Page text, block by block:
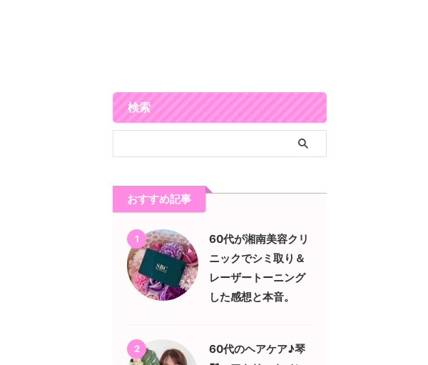
検索
おすすめ記事
1
60代が湘南美容クリ
ニックでシミ取り＆
レーザートーニング
した感想と本音。
2
60代のヘアケア♪琴